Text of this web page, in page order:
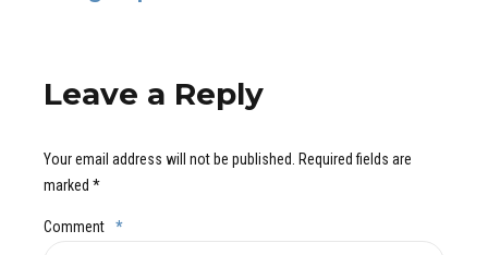
Leave a Reply
Your email address will not be published. Required fields are
marked *
Comment *